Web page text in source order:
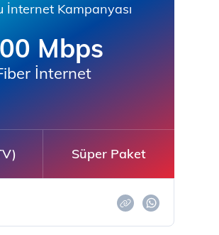
İnternet Kampanyası
Mbps
İnternet
Süper Paket